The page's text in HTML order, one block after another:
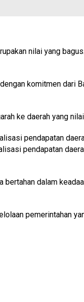
nilai yang
komitmen dari
ke daerah yang
pendapatan
pendapatan
dalam
pemerintahan